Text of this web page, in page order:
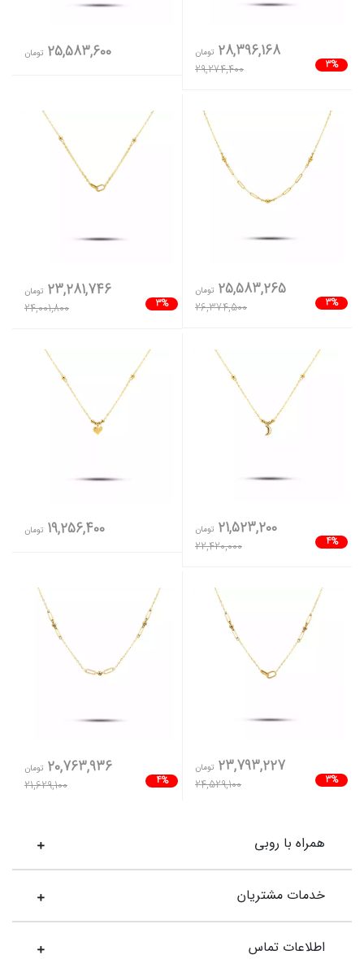
3%
28,396,168 تومان
29,274,400
25,583,600 تومان
3%
25,583,265 تومان
26,374,500
3%
23,281,746 تومان
24,001,800
4%
21,523,200 تومان
22,420,000
19,256,400 تومان
3%
23,793,227 تومان
24,529,100
4%
20,763,936 تومان
21,629,100
همراه با روبی
خدمات مشتریان
اطلاعات تماس